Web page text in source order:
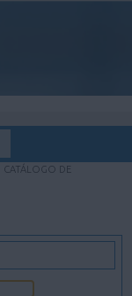
CATÁLOGO DE